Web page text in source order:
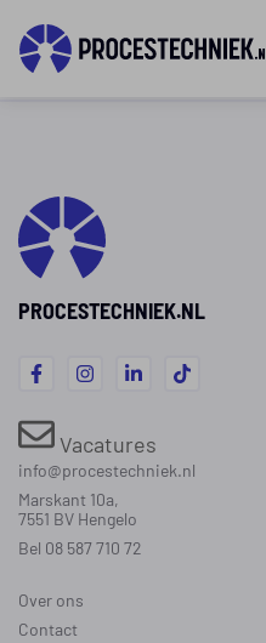
PROCESTECHNIEK.NL
Vacatures
info@procestechniek.nl
Marskant 10a,
7551 BV Hengelo
Bel 08 587 710 72
Over ons
Contact